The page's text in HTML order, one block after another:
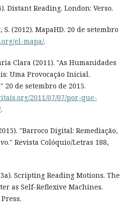
Distant Reading. London: Verso.
S. (2012). MapaHD. 20 de setembro
el-mapa/.
Clara (2011). "As Humanidades
Uma Provocação Inicial.
de setembro de 2015.
2011/07/07/por-que-
.
"Barroco Digital: Remediação,
Revista Colóquio/Letras 188,
Scripting Reading Motions. The
as Self-Reflexive Machines.